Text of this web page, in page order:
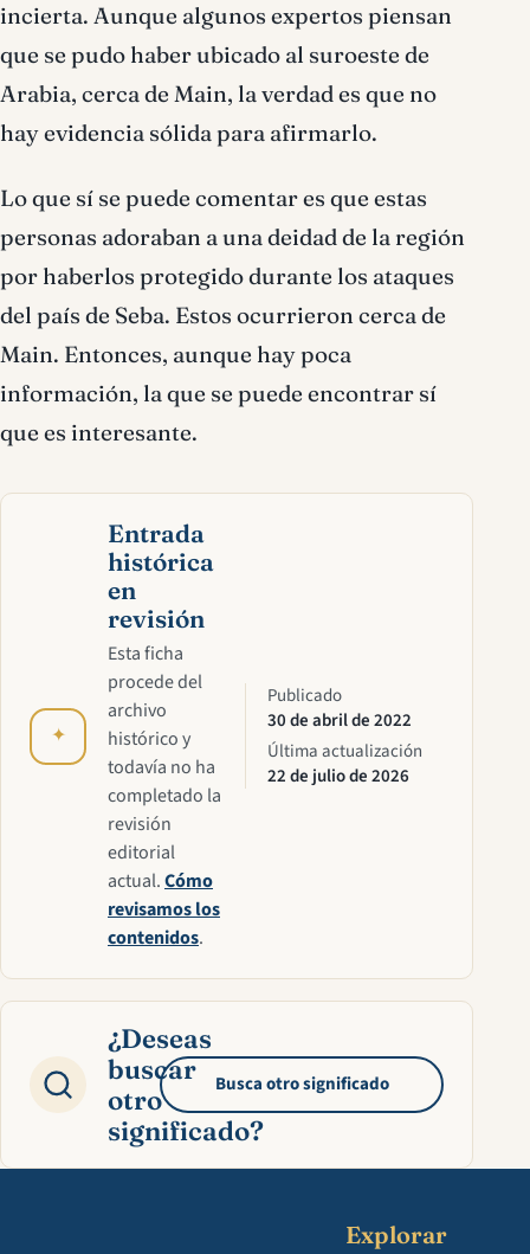
incierta. Aunque algunos expertos piensan
que se pudo haber ubicado al suroeste de
Arabia, cerca de Main, la verdad es que no
hay evidencia sólida para afirmarlo.
Lo que sí se puede comentar es que estas
personas adoraban a una deidad de la región
por haberlos protegido durante los ataques
del país de Seba. Estos ocurrieron cerca de
Main. Entonces, aunque hay poca
información, la que se puede encontrar sí
que es interesante.
✦
Entrada
histórica
en
revisión
Esta ficha
procede del
archivo
histórico y
todavía no ha
completado la
revisión
editorial
actual.Cómo
revisamos los
contenidos.
Publicado
30 de abril de 2022
Última actualización
22 de julio de 2026
¿Deseas
buscar
otro
significado?
Busca otro significado
Explorar